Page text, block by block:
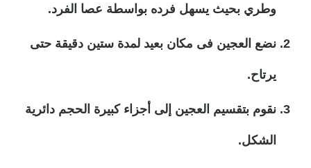
وطري بحيث يسهل فرده بواسطة عصا الفرد.
نضع العجين فى مكان بعيد لمدة ستين دقيقة حتى
يرتاح.
نقوم بتقسيم العجين إلى أجزاء كبيرة الحجم دائرية
الشكل.